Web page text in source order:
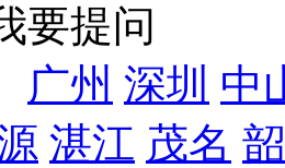
要提问
广州 深圳 中
湛江 茂名